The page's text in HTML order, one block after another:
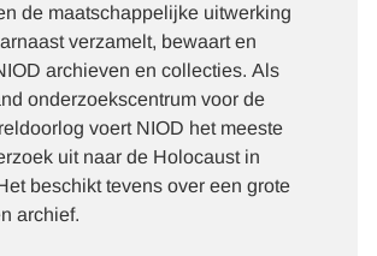
de maatschappelijke uitwerking
verzamelt, bewaart en
archieven en collecties. Als
onderzoekscentrum voor de
voert NIOD het meeste
uit naar de Holocaust in
beschikt tevens over een grote
archief.